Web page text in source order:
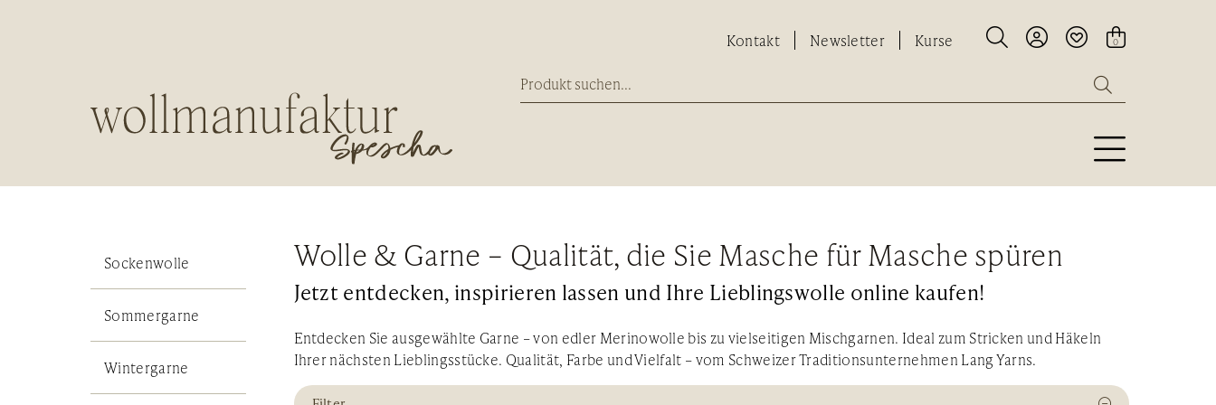
Kontakt Newsletter Kurse    0


Sockenwolle
Sommergarne
Wintergarne
Wolle & Garne – Qualität, die Sie Masche für Masche spüren
Jetzt entdecken, inspirieren lassen und Ihre Lieblingswolle online kaufen!
Entdecken Sie ausgewählte Garne – von edler Merinowolle bis zu vielseitigen Mischgarnen. Ideal zum Stricken und Häkeln
Ihrer nächsten Lieblingsstücke. Qualität, Farbe und Vielfalt – vom Schweizer Traditionsunternehmen Lang Yarns.